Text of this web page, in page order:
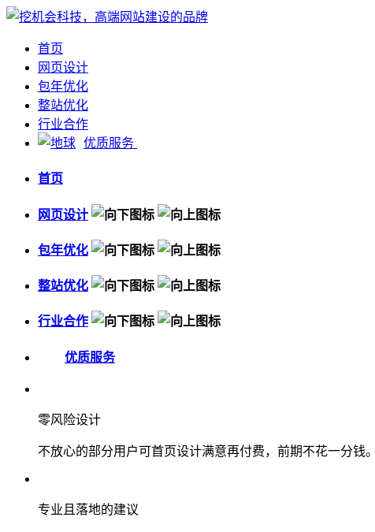
首页
网页设计
包年优化
整站优化
行业合作
优质服务
首页
网页设计
包年优化
整站优化
行业合作
优质服务
零风险设计
不放心的部分用户可首页设计满意再付费，前期不花一分钱
专业且落地的建议